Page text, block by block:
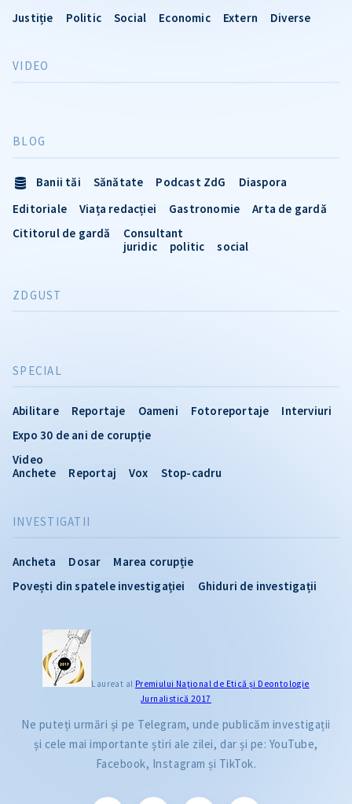
Justiție Politic Social Economic Extern Diverse
INVESTIGATII
Ancheta Dosar
Marea corupție
Povești din spatele investigației
Ghiduri de investigații
VIDEO
SPECIAL
Abilitare Reportaje Oameni Fotoreportaje
Interviuri
Expo 30 de ani de corupție
Video
Anchete
Reportaj Vox Stop-cadru
BLOG
Banii tăi Sănătate Podcast ZdG
Diaspora
Editoriale
Viața redacției Gastronomie
Arta de gardă
Cititorul de gardă
Consultant
juridic
politic social
ZDGUST
Laureat al Premiului Naţional de Etică și Deontologie
Jurnalistică 2017
Ne puteți urmări și pe Telegram, unde publicăm investigații
și cele mai importante știri ale zilei, dar și pe: YouTube,
Facebook, Instagram și TikTok.